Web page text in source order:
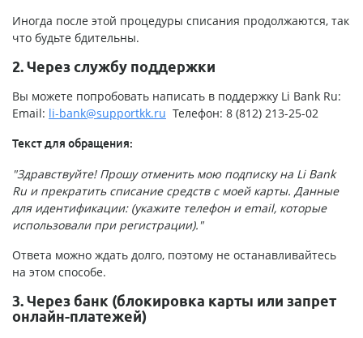
Иногда после этой процедуры списания продолжаются, так
что будьте бдительны.
2. Через службу поддержки
Вы можете попробовать написать в поддержку Li Bank Ru:
Email: li-bank@supportkk.ru Телефон: 8 (812) 213-25-02
Текст для обращения:
"Здравствуйте! Прошу отменить мою подписку на Li Bank
Ru и прекратить списание средств с моей карты. Данные
для идентификации: (укажите телефон и email, которые
использовали при регистрации)."
Ответа можно ждать долго, поэтому не останавливайтесь
на этом способе.
3. Через банк (блокировка карты или запрет
онлайн-платежей)